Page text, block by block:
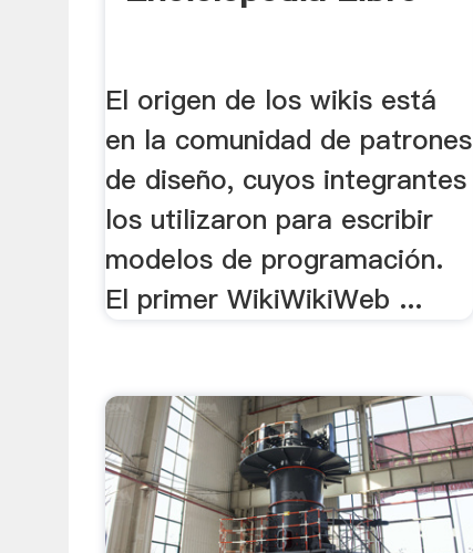
El origen de los wikis está
en la comunidad de patrones
de diseño, cuyos integrantes
los utilizaron para escribir
modelos de programación.
El primer WikiWikiWeb ...